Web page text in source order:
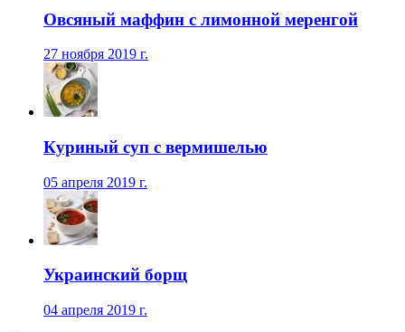
Овсяный маффин с лимонной меренгой
27 ноября 2019 г.
Куриный суп с вермишелью
05 апреля 2019 г.
Украинский борщ
04 апреля 2019 г.